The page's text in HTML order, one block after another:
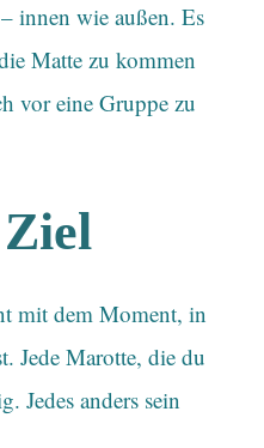
innen wie außen. Es
Matte zu kommen
vor eine Gruppe zu
Ziel
mit dem Moment, in
Jede Marotte, die du
Jedes anders sein